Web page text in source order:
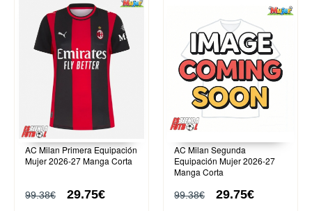
AC Milan Primera Equipación
Mujer 2026-27 Manga Corta
99.38€ 29.75€
AC Milan Segunda
Equipación Mujer 2026-27
Manga Corta
99.38€ 29.75€